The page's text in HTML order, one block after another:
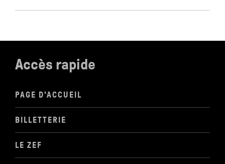
Accès rapide
PAGE D'ACCUEIL
BILLETTERIE
LE ZEF